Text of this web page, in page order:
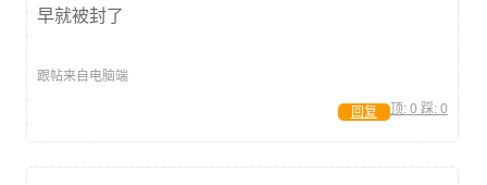
早就被封了
跟帖来自电脑端
顶: 0 踩: 0
回复